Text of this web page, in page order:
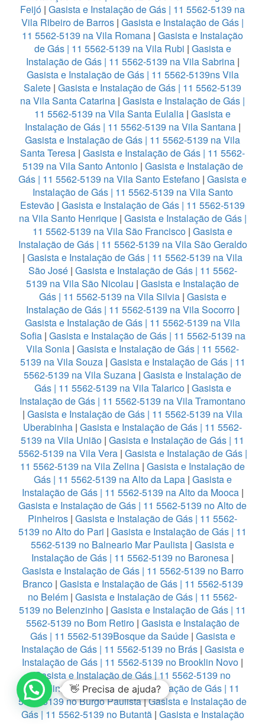
Feijó | Gasista e Instalação de Gás | 11 5562-5139 na
Vila Ribeiro de Barros | Gasista e Instalação de Gás |
11 5562-5139 na Vila Romana | Gasista e Instalação
de Gás | 11 5562-5139 na Vila Rubi | Gasista e
Instalação de Gás | 11 5562-5139 na Vila Sabrina|
Gasista e Instalação de Gás | 11 5562-5139ns Vila
Salete | Gasista e Instalação de Gás | 11 5562-5139
na Vila Santa Catarina | Gasista e Instalação de Gás |
11 5562-5139 na Vila Santa Eulalia | Gasista e
Instalação de Gás | 11 5562-5139 na Vila Santana|
Gasista e Instalação de Gás | 11 5562-5139 na Vila
Santa Teresa | Gasista e Instalação de Gás | 11 5562-
5139 na Vila Santo Antonio| Gasista e Instalação de
Gás | 11 5562-5139 na Vila Santo Estefano | Gasista e
Instalação de Gás | 11 5562-5139 na Vila Santo
Estevão | Gasista e Instalação de Gás | 11 5562-5139
na Vila Santo Henrique| Gasista e Instalação de Gás |
11 5562-5139 na Vila São Francisco | Gasista e
Instalação de Gás | 11 5562-5139 na Vila São Geraldo
| Gasista e Instalação de Gás | 11 5562-5139 na Vila
São José| Gasista e Instalação de Gás | 11 5562-
5139 na Vila São Nicolau | Gasista e Instalação de
Gás | 11 5562-5139 na Vila Silvia| Gasista e
Instalação de Gás | 11 5562-5139 na Vila Socorro|
Gasista e Instalação de Gás | 11 5562-5139 na Vila
Sofia| Gasista e Instalação de Gás | 11 5562-5139 na
Vila Sonia | Gasista e Instalação de Gás | 11 5562-
5139 na Vila Souza| Gasista e Instalação de Gás | 11
5562-5139 na Vila Suzana | Gasista e Instalação de
Gás | 11 5562-5139 na Vila Talarico| Gasista e
Instalação de Gás | 11 5562-5139 na Vila Tramontano
| Gasista e Instalação de Gás | 11 5562-5139 na Vila
Uberabinha | Gasista e Instalação de Gás | 11 5562-
5139 na Vila União | Gasista e Instalação de Gás | 11
5562-5139 na Vila Vera| Gasista e Instalação de Gás |
11 5562-5139 na Vila Zelina | Gasista e Instalação de
Gás | 11 5562-5139 na Alto da Lapa| Gasista e
Instalação de Gás | 11 5562-5139 na Alto da Mooca|
Gasista e Instalação de Gás | 11 5562-5139 no Alto de
Pinheiros | Gasista e Instalação de Gás | 11 5562-
5139 no Alto do Pari | Gasista e Instalação de Gás | 11
5562-5139 no Balneario Mar Paulista | Gasista e
Instalação de Gás | 11 5562-5139 no Baronesa |
Gasista e Instalação de Gás | 11 5562-5139 no Barro
Branco| Gasista e Instalação de Gás | 11 5562-5139
no Belém | Gasista e Instalação de Gás | 11 5562-
5139 no Belenzinho | Gasista e Instalação de Gás | 11
5562-5139 no Bom Retiro| Gasista e Instalação de
Gás | 11 5562-5139Bosque da Saúde| Gasista e
Instalação de Gás | 11 5562-5139 no Brás| Gasista e
Instalação de Gás | 11 5562-5139 no Brooklin Novo |
Gasista e Instalação de Gás | 11 5562-5139 no
Brooklin Paulista|Gasista e Instalação de Gás | 11
5562-5139 no Burgo Paulista|Gasista e Instalação de
Gás | 11 5562-5139 no Butantã| Gasista e Instalação
👋 Precisa de ajuda?